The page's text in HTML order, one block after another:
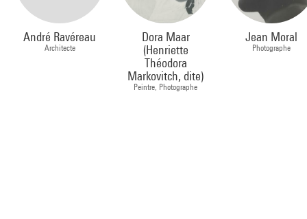
André Ravéreau
Architecte
Dora Maar
(Henriette
Théodora
Markovitch, dite)
Peintre, Photographe
Jean Moral
Photographe